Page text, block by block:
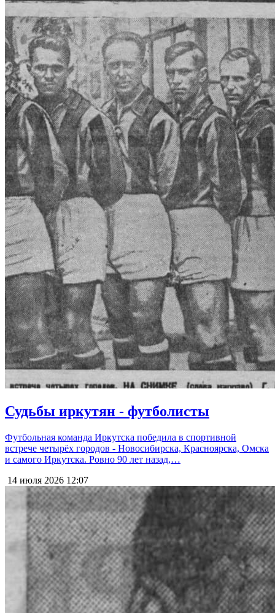
Судьбы иркутян - футболисты
Футбольная команда Иркутска победила в спортивной
встрече четырёх городов - Новосибирска, Красноярска, Омска
и самого Иркутска. Ровно 90 лет назад,…
14 июля 2026 12:07